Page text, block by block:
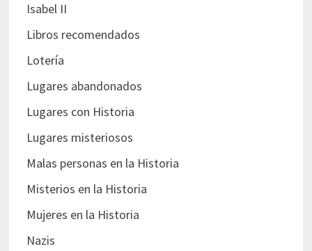
Isabel II
Libros recomendados
Lotería
Lugares abandonados
Lugares con Historia
Lugares misteriosos
Malas personas en la Historia
Misterios en la Historia
Mujeres en la Historia
Nazis